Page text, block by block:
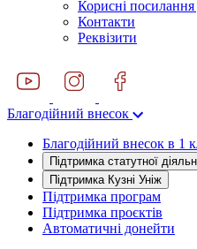
Корисні посилання
Контакти
Реквізити
Благодійний внесок
Благодійний внесок в 1
Підтримка статутної
Підтримка Кузні Уніж
Підтримка програм
Підтримка проєктів
Автоматичні донейти